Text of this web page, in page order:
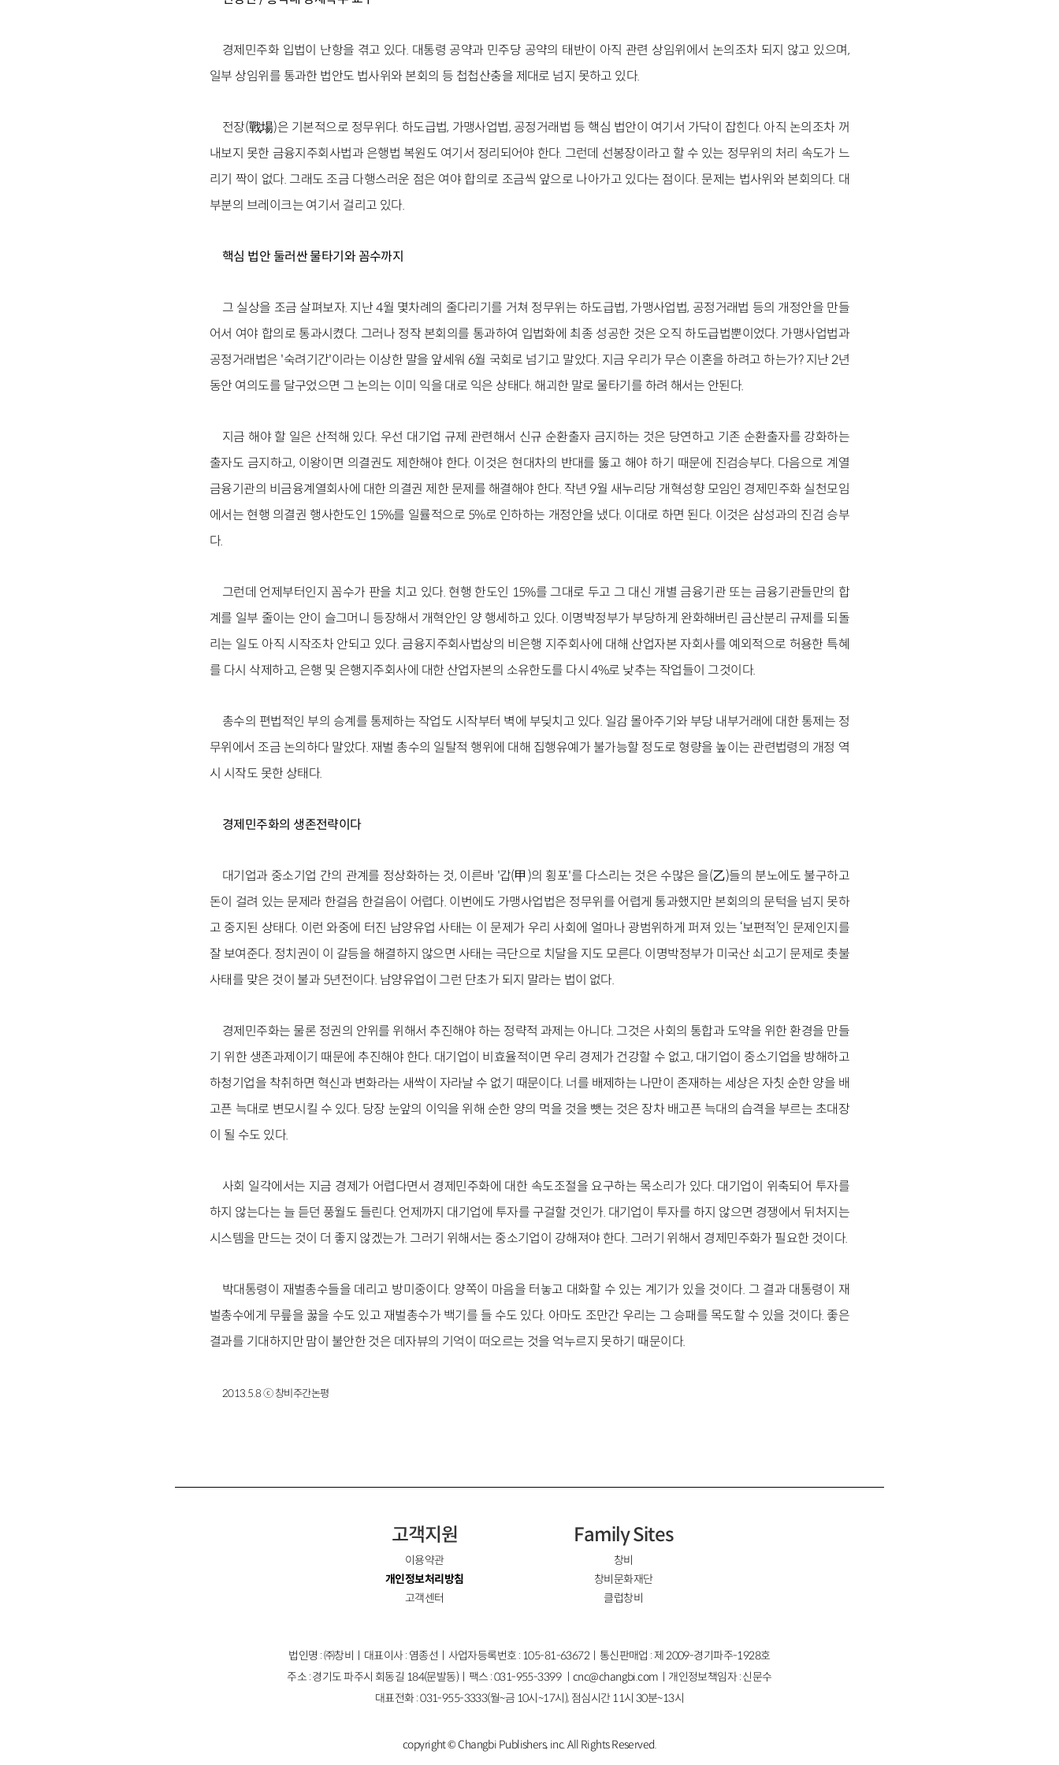
경제민주화 입법이 난항을 겪고 있다. 대통령 공약과 민주당 공약의 태반이 아직 관련 상임위에서 논의조차 되지 않고 있으며,
일부 상임위를 통과한 법안도 법사위와 본회의 등 첩첩산충을 제대로 넘지 못하고 있다.
전장(戰場)은 기본적으로 정무위다. 하도급법, 가맹사업법, 공정거래법 등 핵심 법안이 여기서 가닥이 잡힌다. 아직 논의조차 꺼
내보지 못한 금융지주회사법과 은행법 복원도 여기서 정리되어야 한다. 그런데 선봉장이라고 할 수 있는 정무위의 처리 속도가 느
리기 짝이 없다. 그래도 조금 다행스러운 점은 여야 합의로 조금씩 앞으로 나아가고 있다는 점이다. 문제는 법사위와 본회의다. 대
부분의 브레이크는 여기서 걸리고 있다.
핵심 법안 둘러싼 물타기와 꼼수까지
그 실상을 조금 살펴보자. 지난 4월 몇차례의 줄다리기를 거쳐 정무위는 하도급법, 가맹사업법, 공정거래법 등의 개정안을 만들
어서 여야 합의로 통과시켰다. 그러나 정작 본회의를 통과하여 입법화에 최종 성공한 것은 오직 하도급법뿐이었다. 가맹사업법과
공정거래법은 '숙려기간'이라는 이상한 말을 앞세워 6월 국회로 넘기고 말았다. 지금 우리가 무슨 이혼을 하려고 하는가? 지난 2년
동안 여의도를 달구었으면 그 논의는 이미 익을 대로 익은 상태다. 해괴한 말로 물타기를 하려 해서는 안된다.
지금 해야 할 일은 산적해 있다. 우선 대기업 규제 관련해서 신규 순환출자 금지하는 것은 당연하고 기존 순환출자를 강화하는
출자도 금지하고, 이왕이면 의결권도 제한해야 한다. 이것은 현대차의 반대를 뚫고 해야 하기 때문에 진검승부다. 다음으로 계열
금융기관의 비금융계열회사에 대한 의결권 제한 문제를 해결해야 한다. 작년 9월 새누리당 개혁성향 모임인 경제민주화 실천모임
에서는 현행 의결권 행사한도인 15%를 일률적으로 5%로 인하하는 개정안을 냈다. 이대로 하면 된다. 이것은 삼성과의 진검 승부
다.
그런데 언제부터인지 꼼수가 판을 치고 있다. 현행 한도인 15%를 그대로 두고 그 대신 개별 금융기관 또는 금융기관들만의 합
계를 일부 줄이는 안이 슬그머니 등장해서 개혁안인 양 행세하고 있다. 이명박정부가 부당하게 완화해버린 금산분리 규제를 되돌
리는 일도 아직 시작조차 안되고 있다. 금융지주회사법상의 비은행 지주회사에 대해 산업자본 자회사를 예외적으로 허용한 특혜
를 다시 삭제하고, 은행 및 은행지주회사에 대한 산업자본의 소유한도를 다시 4%로 낮추는 작업들이 그것이다.
총수의 편법적인 부의 승계를 통제하는 작업도 시작부터 벽에 부딪치고 있다. 일감 몰아주기와 부당 내부거래에 대한 통제는 정
무위에서 조금 논의하다 말았다. 재벌 총수의 일탈적 행위에 대해 집행유예가 불가능할 정도로 형량을 높이는 관련법령의 개정 역
시 시작도 못한 상태다.
경제민주화의 생존전략이다
대기업과 중소기업 간의 관계를 정상화하는 것, 이른바 '갑(甲)의 횡포'를 다스리는 것은 수많은 을(乙)들의 분노에도 불구하고
돈이 걸려 있는 문제라 한걸음 한걸음이 어렵다. 이번에도 가맹사업법은 정무위를 어렵게 통과했지만 본회의의 문턱을 넘지 못하
고 중지된 상태다. 이런 와중에 터진 남양유업 사태는 이 문제가 우리 사회에 얼마나 광범위하게 퍼져 있는 ‘보편적’인 문제인지를
잘 보여준다. 정치권이 이 갈등을 해결하지 않으면 사태는 극단으로 치달을 지도 모른다. 이명박정부가 미국산 쇠고기 문제로 촛불
사태를 맞은 것이 불과 5년전이다. 남양유업이 그런 단초가 되지 말라는 법이 없다.
경제민주화는 물론 정권의 안위를 위해서 추진해야 하는 정략적 과제는 아니다. 그것은 사회의 통합과 도약을 위한 환경을 만들
기 위한 생존과제이기 때문에 추진해야 한다. 대기업이 비효율적이면 우리 경제가 건강할 수 없고, 대기업이 중소기업을 방해하고
하청기업을 착취하면 혁신과 변화라는 새싹이 자라날 수 없기 때문이다. 너를 배제하는 나만이 존재하는 세상은 자칫 순한 양을 배
고픈 늑대로 변모시킬 수 있다. 당장 눈앞의 이익을 위해 순한 양의 먹을 것을 뺏는 것은 장차 배고픈 늑대의 습격을 부르는 초대장
이 될 수도 있다.
사회 일각에서는 지금 경제가 어렵다면서 경제민주화에 대한 속도조절을 요구하는 목소리가 있다. 대기업이 위축되어 투자를
하지 않는다는 늘 듣던 풍월도 들린다. 언제까지 대기업에 투자를 구걸할 것인가. 대기업이 투자를 하지 않으면 경쟁에서 뒤처지는
시스템을 만드는 것이 더 좋지 않겠는가. 그러기 위해서는 중소기업이 강해져야 한다. 그러기 위해서 경제민주화가 필요한 것이다.
박대통령이 재벌총수들을 데리고 방미중이다. 양쪽이 마음을 터놓고 대화할 수 있는 계기가 있을 것이다. 그 결과 대통령이 재
벌총수에게 무릎을 꿇을 수도 있고 재벌총수가 백기를 들 수도 있다. 아마도 조만간 우리는 그 승패를 목도할 수 있을 것이다. 좋은
결과를 기대하지만 맘이 불안한 것은 데자뷰의 기억이 떠오르는 것을 억누르지 못하기 때문이다.
2013.5.8 ⓒ 창비주간논평
고객지원
이용약관
개인정보처리방침
고객센터
Family Sites
창비
창비문화재단
클럽창비
법인명 : ㈜창비ㅣ대표이사 : 염종선ㅣ사업자등록번호 : 105-81-63672ㅣ통신판매업 : 제 2009-경기파주-1928호
주소 : 경기도 파주시 회동길 184(문발동)ㅣ팩스 : 031-955-3399 ㅣcnc@changbi.com ㅣ개인정보책임자 : 신문수
대표전화 : 031-955-3333(월~금 10시~17시), 점심시간 11시 30분~13시
copyright © Changbi Publishers, inc. All Rights Reserved.